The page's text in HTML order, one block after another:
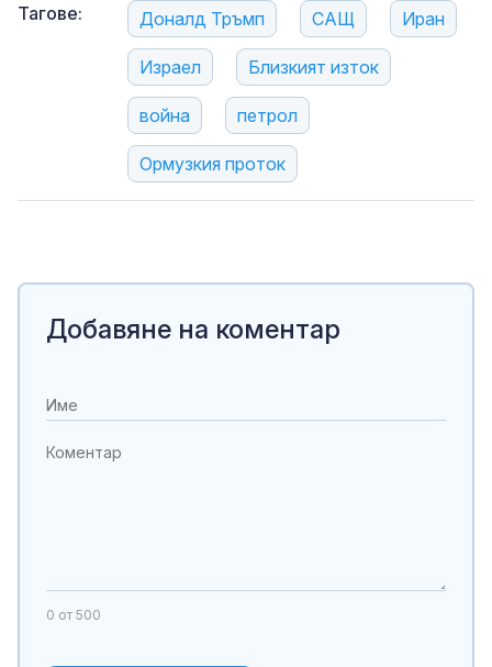
Тагове: Доналд Тръмп САЩ Иран
Израел Близкият изток
война петрол
Ормузкия проток
Добавяне на коментар
0 от 500